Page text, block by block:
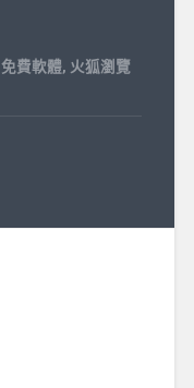
免費軟體, 火狐瀏覽